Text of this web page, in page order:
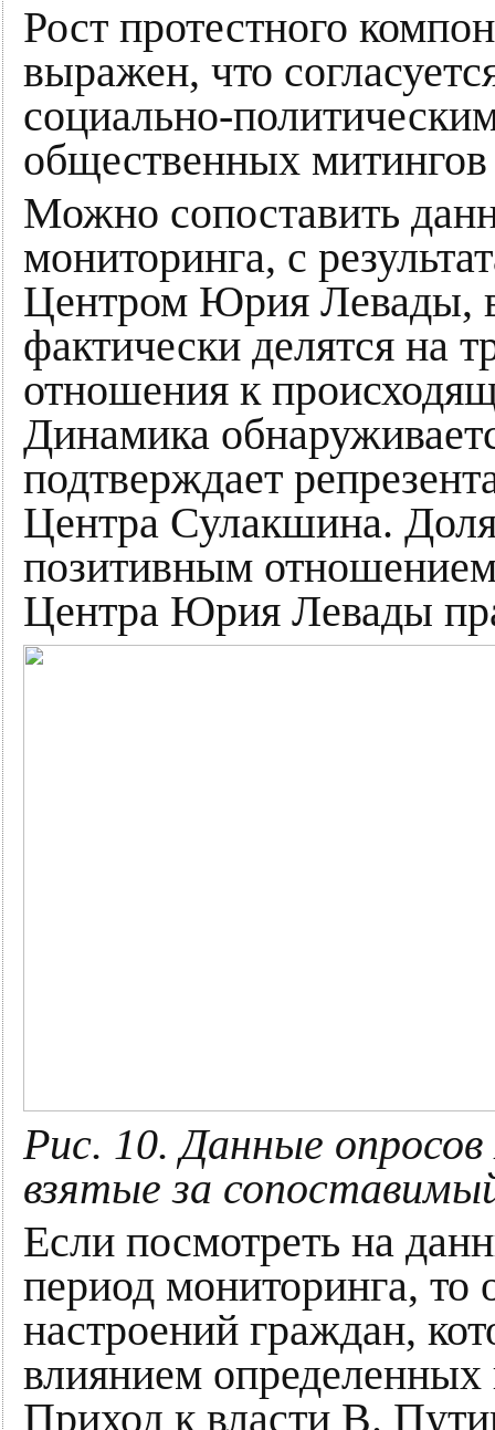
Рост протестного
выражен, что
социально-
общественных
Можно сопоставить
мониторинга, с
Центром Юрия Левады,
фактически делятся на
отношения к
Динамика
подтверждает
Центра Сулакшина.
позитивным отношением
Центра Юрия Левады
Рис. 10. Данные
взятые за
Если посмотреть на
период мониторинга, то
настроений граждан,
влиянием
Приход к власти В.